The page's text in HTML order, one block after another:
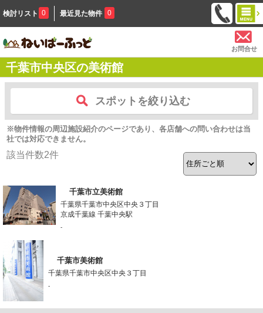
検討リスト 0 最近見た物件 0
お問合せ
千葉市中央区の美術館
スポットを絞り込む
※物件情報の周辺施設紹介のページであり、各店舗への問い合わせは当
社では対応できません。
該当件数2件
千葉市立美術館
千葉県千葉市中央区中央３丁目
京成千葉線 千葉中央駅
-
千葉市美術館
千葉県千葉市中央区中央３丁目
-